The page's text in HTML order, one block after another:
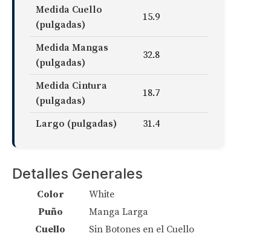
Medida Cuello
(pulgadas)
15.9
Medida Mangas
(pulgadas)
32.8
Medida Cintura
(pulgadas)
18.7
Largo (pulgadas) 31.4
Detalles Generales
Color
White
Puño
Manga Larga
Cuello
Sin Botones en el Cuello